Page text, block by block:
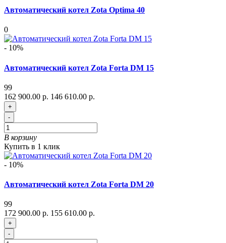
Автоматический котел Zota Optima 40
0
- 10%
Автоматический котел Zota Forta DM 15
99
162 900.00 р. 146 610.00 р.
+
-
В корзину
Купить в 1 клик
- 10%
Автоматический котел Zota Forta DM 20
99
172 900.00 р. 155 610.00 р.
+
-